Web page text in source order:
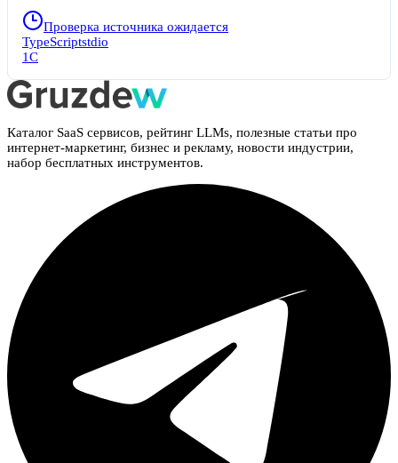
IPC-протоколу и возвращает результат. Управляйте сборкой
конфигураций, проектами EDT, развёртыванием баз и
другими операциями платформы 1С текстовыми
запросами. Вам не нужно переключаться между окнами —
всё выполняется прямо в чате.
Проверка источника ожидается
TypeScriptstdio
1С
Каталог SaaS сервисов, рейтинг LLMs, полезные статьи про
интернет-маркетинг, бизнес и рекламу, новости индустрии,
набор бесплатных инструментов.